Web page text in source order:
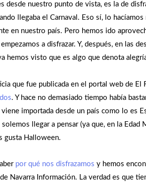
desde nuestro punto de vista, es la de
llegaba el Carnaval. Eso sí, lo
en nuestro país. Pero hemos ido
a disfrazar. Y, después, en las
hemos visto que es algo que denota
que fue publicada en el portal web de El
. Y hace no demasiado tiempo había
importada desde un país como lo es
llegar a pensar (ya que, en la Edad
gusta Halloween.
por qué nos disfrazamos y hemos
Navarra Información. La verdad es que